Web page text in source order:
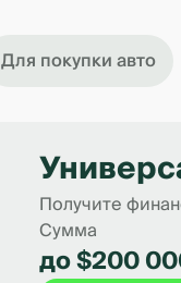
Для покупки авто
Получите
Сумма
до $200